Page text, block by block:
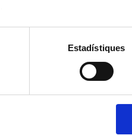
Estadístiques